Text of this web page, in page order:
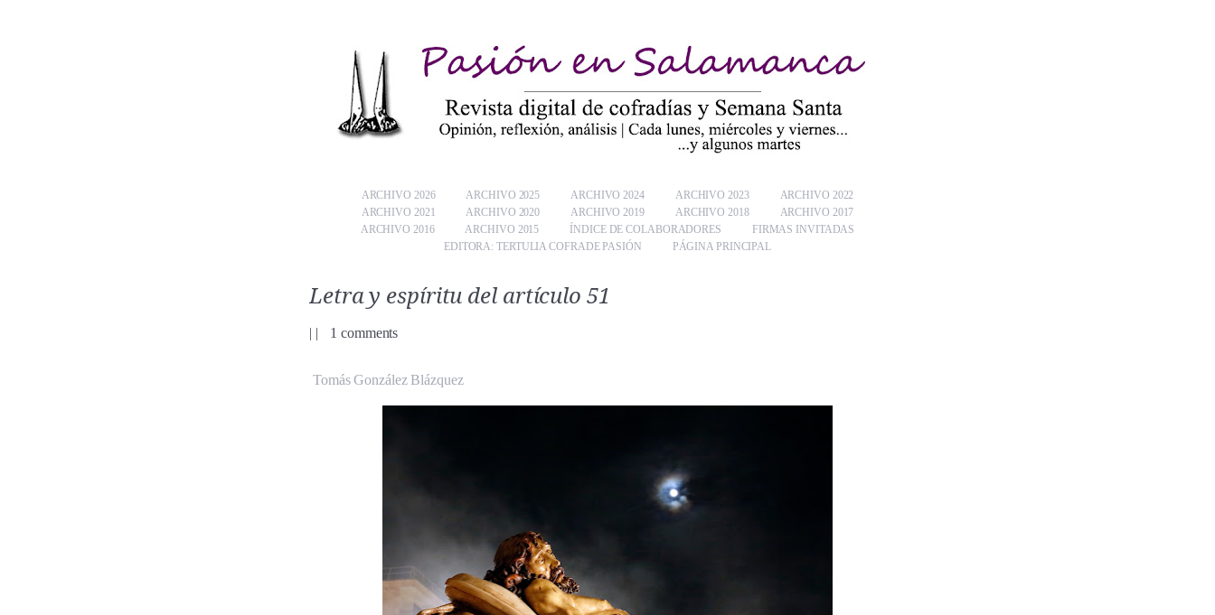
ARCHIVO 2026 ARCHIVO 2025 ARCHIVO 2024 ARCHIVO 2023
ARCHIVO 2022
ARCHIVO 2021
ARCHIVO 2020 ARCHIVO 2019 ARCHIVO 2018
ARCHIVO 2017
ARCHIVO 2016
ARCHIVO 2015 ÍNDICE DE COLABORADORES
FIRMAS INVITADAS
EDITORA: TERTULIA COFRADE PASIÓN
PÁGINA PRINCIPAL
Letra y espíritu del artículo 51
| | 1 comments
Tomás González Blázquez